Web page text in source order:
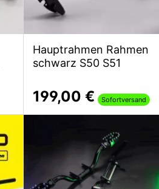
Hauptrahmen Rahmen
schwarz S50 S51
199,00 € Sofortversand